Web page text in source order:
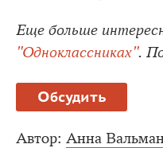
Еще больше
"Одноклассниках".
Обсудить
Автор: Анна